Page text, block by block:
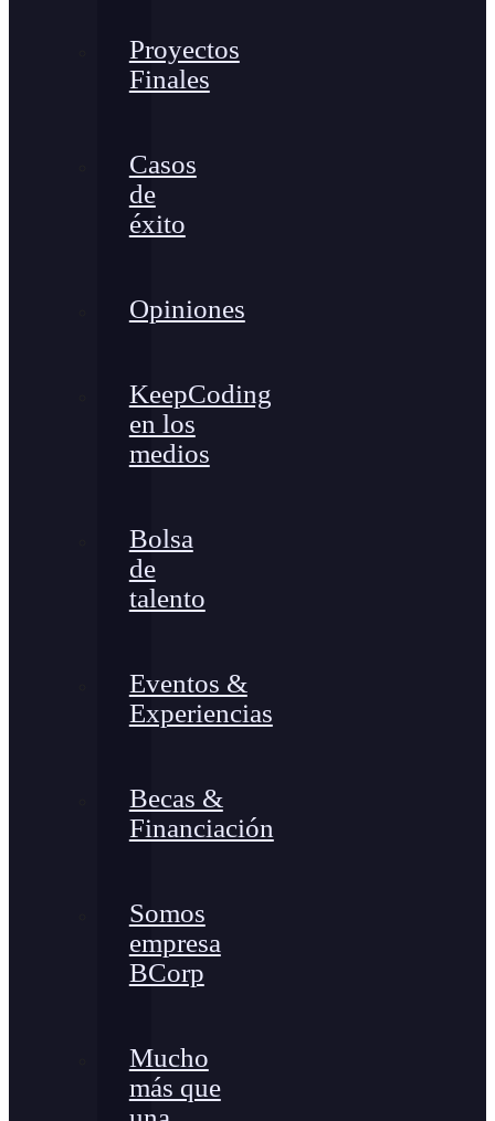
Proyectos
Finales
Casos
de
éxito
Opiniones
KeepCoding
en los
medios
Bolsa
de
talento
Eventos &
Experiencias
Becas &
Financiación
Somos
empresa
BCorp
Mucho
más que